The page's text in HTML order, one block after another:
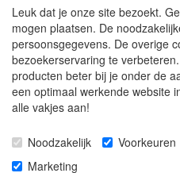
Achternaam
E-mail
Leuk dat je onze site bezoekt.
mogen plaatsen. De
persoonsgegevens. De overige
bezoekerservaring te
producten beter bij je onder de
een optimaal werkende website
alle vakjes aan!
Noodzakelijk Voorkeuren
Marketing